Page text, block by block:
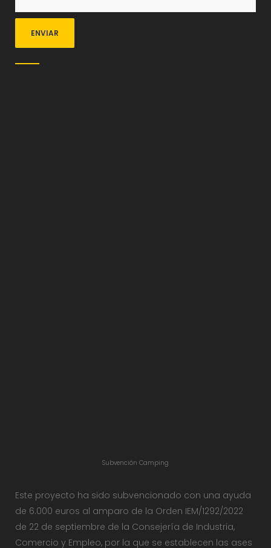
Subvención Camping
Este proyecto ha sido subvencionado con una ayuda
de 6.000 euros al amparo de la Orden IEM/1292/2022
de 22 de septiembre de la Consejería de Industria,
Comercio y Empleo, por la que se establecen las ases